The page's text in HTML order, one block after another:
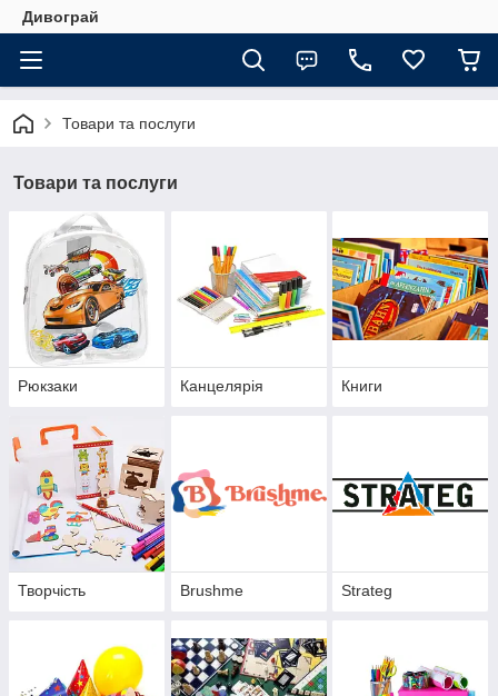
Дивограй
Товари та послуги
Товари та послуги
Рюкзаки Канцелярія Книги
Творчість Brushme Strateg